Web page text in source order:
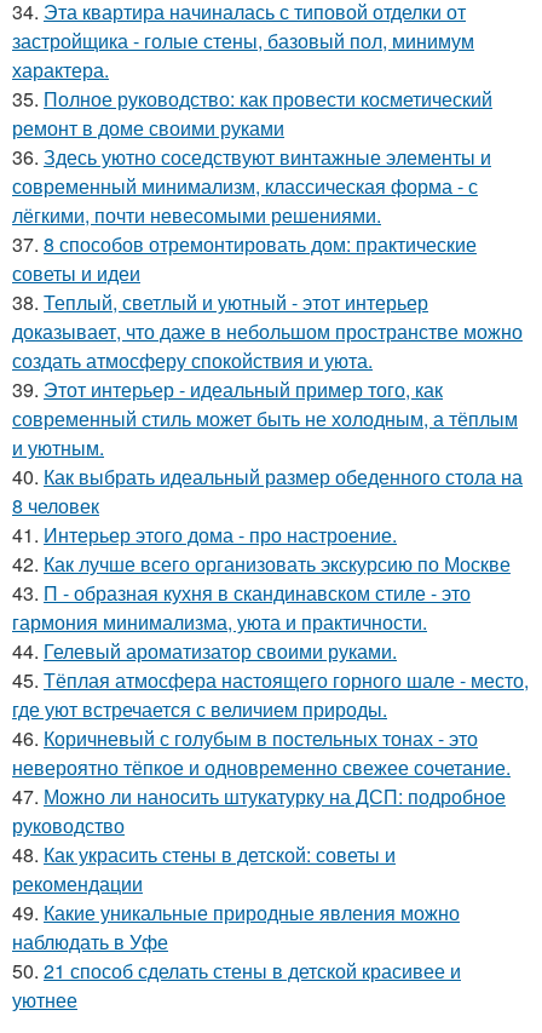
34. Эта квартира начиналась с типовой отделки от
застройщика - голые стены, базовый пол, минимум
характера.
35. Полное руководство: как провести косметический
ремонт в доме своими руками
36. Здесь уютно соседствуют винтажные элементы и
современный минимализм, классическая форма - с
лёгкими, почти невесомыми решениями.
37. 8 способов отремонтировать дом: практические
советы и идеи
38. Теплый, светлый и уютный - этот интерьер
доказывает, что даже в небольшом пространстве можно
создать атмосферу спокойствия и уюта.
39. Этот интерьер - идеальный пример того, как
современный стиль может быть не холодным, а тёплым
и уютным.
40. Как выбрать идеальный размер обеденного стола на
8 человек
41. Интерьер этого дома - про настроение.
42. Как лучше всего организовать экскурсию по Москве
43. П - образная кухня в скандинавском стиле - это
гармония минимализма, уюта и практичности.
44. Гелевый ароматизатор своими руками.
45. Тёплая атмосфера настоящего горного шале - место,
где уют встречается с величием природы.
46. Коричневый с голубым в постельных тонах - это
невероятно тёпкое и одновременно свежее сочетание.
47. Можно ли наносить штукатурку на ДСП: подробное
руководство
48. Как украсить стены в детской: советы и
рекомендации
49. Какие уникальные природные явления можно
наблюдать в Уфе
50. 21 способ сделать стены в детской красивее и
уютнее